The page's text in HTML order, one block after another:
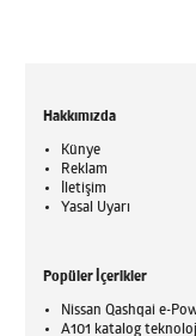
Hakkımızda
Künye
Reklam
İletişim
Yasal Uyarı
Popüler İçerikler
Nissan Qashqai e-
A101 katalog